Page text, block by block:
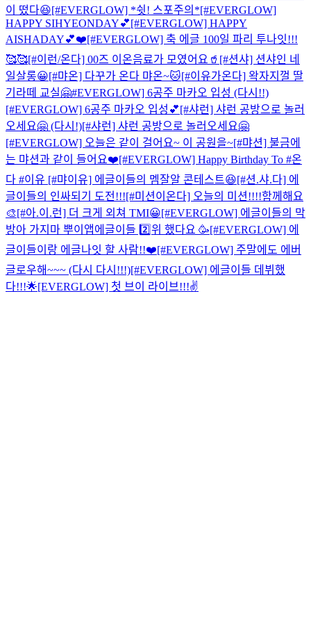
이 떴다😆[#EVERGLOW] *쉿! 스포주의*[#EVERGLOW]
HAPPY SIHYEONDAY💕[#EVERGLOW] HAPPY
AISHADAY💕❤️[#EVERGLOW] 축 에글 100일 파리 투나잇!!!
🥰🥰[#이런/온다] 00즈 이온음료가 모였어요🥤 [#션샤] 션샤인 네
일살롱😀[#먀온] 다꾸가 온다 먀온~🐱[#이유가온다] 왁자지껄 딸
기라떼 교실🤗#EVERGLOW] 6공주 마카오 입성 (다시!!)
[#EVERGLOW] 6공주 마카오 입성💕[#샤런] 샤런 공방으로 놀러
오세요🤗 (다시!)[#샤런] 샤런 공방으로 놀러오세요🤗
[#EVERGLOW] 오늘은 같이 걸어요~ 이 공원을~[#먀션] 불금에
는 먀션과 같이 들어요❤️[#EVERGLOW] Happy Birthday To #온
다 #이유 [#먀이유] 에글이들의 멤잘알 콘테스트😆[#션.샤.다] 에
글이들의 인싸되기 도전!!![#미션이온다] 오늘의 미션!!!!함께해요
🎨[#아.이.런] 더 크게 외쳐 TMI😀[#EVERGLOW] 에글이들의 막
방아 가지마 뿌이앱에글이들 2️⃣위 했다요 🥳[#EVERGLOW] 에
글이들이랑 에글나잇 할 사람!!❤️[#EVERGLOW] 주말에도 에버
글로우해~~~ (다시 다시!!!)[#EVERGLOW] 에글이들 데뷔했
다!!!🌟[EVERGLOW] 첫 브이 라이브!!!✌️